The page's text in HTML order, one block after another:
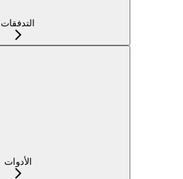
التدفقات
الأدوات